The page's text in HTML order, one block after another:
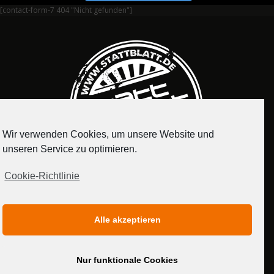
[contact-form-7 404 "Nicht gefunden"]
MEDIADATEN
Wir verwenden Cookies, um unsere Website und
unseren Service zu optimieren.
Cookie-Richtlinie
Alle akzeptieren
Nur funktionale Cookies